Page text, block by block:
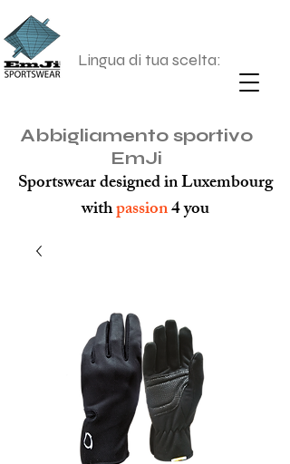
Lingua di tua scelta:
Abbigliamento sportivo
EmJi
Sportswear designed in Luxembourg
withpassion4 you